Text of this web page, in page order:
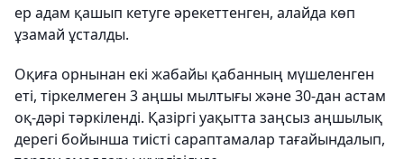
ер адам қашып кетуге әрекеттенген, алайда көп
ұзамай ұсталды.
Оқиға орнынан екі жабайы қабанның мүшеленген
еті, тіркелмеген 3 аңшы мылтығы және 30-дан астам
оқ-дәрі тәркіленді. Қазіргі уақытта заңсыз аңшылық
дерегі бойынша тиісті сараптамалар тағайындалып,